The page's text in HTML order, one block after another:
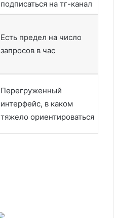
подписаться на тг-канал
Есть предел на число
запросов в час
Перегруженный
интерфейс, в каком
тяжело ориентироваться